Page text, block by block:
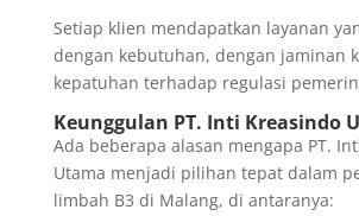
Setiap klien mendapatkan layanan
dengan kebutuhan, dengan jaminan
kepatuhan terhadap regulasi
Keunggulan PT. Inti Kreasindo
Ada beberapa alasan mengapa PT.
Utama menjadi pilihan tepat dalam
limbah B3 di Malang, di antaranya: